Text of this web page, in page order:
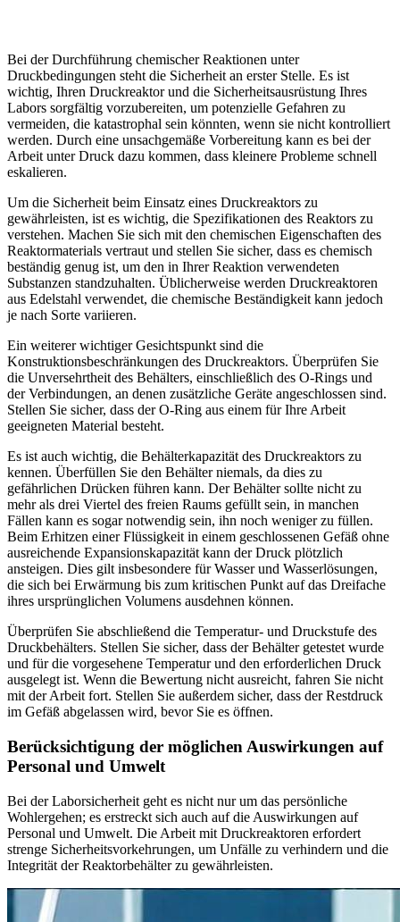
Bei der Durchführung chemischer Reaktionen unter
Druckbedingungen steht die Sicherheit an erster Stelle. Es ist
wichtig, Ihren Druckreaktor und die Sicherheitsausrüstung Ihres
Labors sorgfältig vorzubereiten, um potenzielle Gefahren zu
vermeiden, die katastrophal sein könnten, wenn sie nicht kontrolliert
werden. Durch eine unsachgemäße Vorbereitung kann es bei der
Arbeit unter Druck dazu kommen, dass kleinere Probleme schnell
eskalieren.
Um die Sicherheit beim Einsatz eines Druckreaktors zu
gewährleisten, ist es wichtig, die Spezifikationen des Reaktors zu
verstehen. Machen Sie sich mit den chemischen Eigenschaften des
Reaktormaterials vertraut und stellen Sie sicher, dass es chemisch
beständig genug ist, um den in Ihrer Reaktion verwendeten
Substanzen standzuhalten. Üblicherweise werden Druckreaktoren
aus Edelstahl verwendet, die chemische Beständigkeit kann jedoch
je nach Sorte variieren.
Ein weiterer wichtiger Gesichtspunkt sind die
Konstruktionsbeschränkungen des Druckreaktors. Überprüfen Sie
die Unversehrtheit des Behälters, einschließlich des O-Rings und
der Verbindungen, an denen zusätzliche Geräte angeschlossen sind.
Stellen Sie sicher, dass der O-Ring aus einem für Ihre Arbeit
geeigneten Material besteht.
Es ist auch wichtig, die Behälterkapazität des Druckreaktors zu
kennen. Überfüllen Sie den Behälter niemals, da dies zu
gefährlichen Drücken führen kann. Der Behälter sollte nicht zu
mehr als drei Viertel des freien Raums gefüllt sein, in manchen
Fällen kann es sogar notwendig sein, ihn noch weniger zu füllen.
Beim Erhitzen einer Flüssigkeit in einem geschlossenen Gefäß ohne
ausreichende Expansionskapazität kann der Druck plötzlich
ansteigen. Dies gilt insbesondere für Wasser und Wasserlösungen,
die sich bei Erwärmung bis zum kritischen Punkt auf das Dreifache
ihres ursprünglichen Volumens ausdehnen können.
Überprüfen Sie abschließend die Temperatur- und Druckstufe des
Druckbehälters. Stellen Sie sicher, dass der Behälter getestet wurde
und für die vorgesehene Temperatur und den erforderlichen Druck
ausgelegt ist. Wenn die Bewertung nicht ausreicht, fahren Sie nicht
mit der Arbeit fort. Stellen Sie außerdem sicher, dass der Restdruck
im Gefäß abgelassen wird, bevor Sie es öffnen.
Berücksichtigung der möglichen Auswirkungen auf
Personal und Umwelt
Bei der Laborsicherheit geht es nicht nur um das persönliche
Wohlergehen; es erstreckt sich auch auf die Auswirkungen auf
Personal und Umwelt. Die Arbeit mit Druckreaktoren erfordert
strenge Sicherheitsvorkehrungen, um Unfälle zu verhindern und die
Integrität der Reaktorbehälter zu gewährleisten.